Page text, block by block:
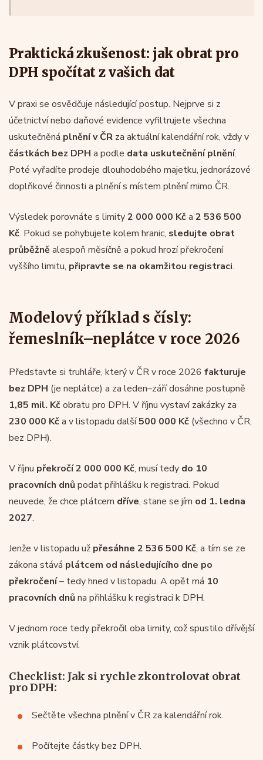
Praktická zkušenost: jak obrat pro
DPH spočítat z vašich dat
V praxi se osvědčuje následující postup. Nejprve si z
účetnictví nebo daňové evidence vyfiltrujete všechna
uskutečněná plnění v ČR za aktuální kalendářní rok, vždy v
částkách bez DPH a podle data uskutečnění plnění.
Poté vyřadíte prodeje dlouhodobého majetku, jednorázové
doplňkové činnosti a plnění s místem plnění mimo ČR.
Výsledek porovnáte s limity2 000 000 Kča 2 536 500
Kč. Pokud se pohybujete kolem hranic, sledujte obrat
průběžně alespoň měsíčně a pokud hrozí překročení
vyššího limitu, připravte se na okamžitou registraci.
Modelový příklad s čísly:
řemeslník–neplátce v roce 2026
Představte si truhláře, který v ČR v roce 2026 fakturuje
bez DPH (je neplátce) a za leden–září dosáhne postupně
1,85 mil. Kčobratu pro DPH. V říjnu vystaví zakázky za
230 000 Kča v listopadu další500 000 Kč (všechno v ČR,
bez DPH).
V říjnu překročí 2 000 000 Kč, musí tedy do 10
pracovních dnůpodat přihlášku k registraci. Pokud
neuvede, že chce plátcem dříve, stane se jím od 1. ledna
2027.
Jenže v listopadu už přesáhne 2 536 500 Kč, a tím se ze
zákona stává plátcem od následujícího dne po
překročení– tedy hned v listopadu. A opět má 10
pracovních dnůna přihlášku k registraci k DPH.
V jednom roce tedy překročil oba limity, což spustilo dřívější
vznik plátcovství.
Checklist: Jak si rychle zkontrolovat obrat
pro DPH:
Sečtěte všechna plnění v ČR za kalendářní rok.
Počítejte částky bez DPH.